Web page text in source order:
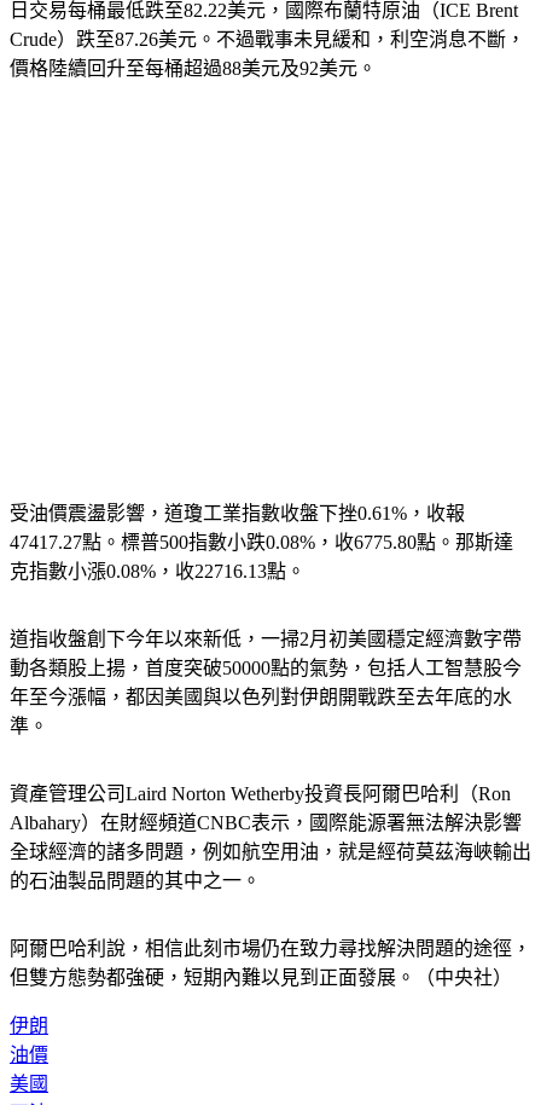
日交易每桶最低跌至82.22美元，國際布蘭特原油（ICE Brent
Crude）跌至87.26美元。 不過戰事未見緩和，利空消息不斷，
價格陸續回升至每桶超過88美元及92美元。
受油價震盪影響，道瓊工業指數收盤下挫0.61%，收報
47417.27點。標普500指數小跌0.08%，收6775.80點。那斯達
克指數小漲0.08%，收22716.13點。
道指收盤創下今年以來新低，一掃2月初美國穩定經濟數字帶
動各類股上揚，首度突破50000點的氣勢，包括人工智慧股今
年至今漲幅，都因美國與以色列對伊朗開戰跌至去年底的水
準。
資產管理公司Laird Norton Wetherby投資長阿爾巴哈利（Ron
Albahary）在財經頻道CNBC表示，國際能源署無法解決影響
全球經濟的諸多問題，例如航空用油，就是經荷莫茲海峽輸出
的石油製品問題的其中之一。
阿爾巴哈利說，相信此刻市場仍在致力尋找解決問題的途徑，
但雙方態勢都強硬，短期內難以見到正面發展。（中央社）
伊朗
油價
美國